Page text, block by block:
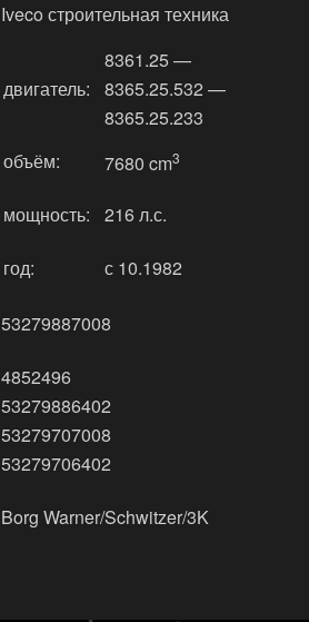
Iveco строительная техника
двигатель:
8361.25 —
8365.25.532 —
8365.25.233
объём:
7680 cm3
мощность: 216 л.с.
год: с 10.1982
53279887008
4852496
53279886402
53279707008
53279706402
Borg Warner/Schwitzer/3K